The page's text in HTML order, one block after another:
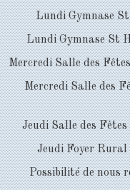
Lundi Gymnase
Lundi Gymnase St
Mercredi Salle des
Mercredi Salle des
Jeudi Salle des
Jeudi Foyer
Possibilité de nous